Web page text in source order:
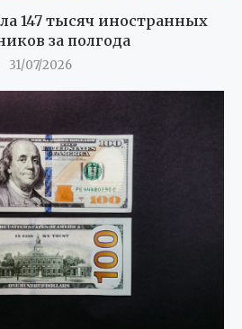
147 тысяч иностранных
за полгода
31/07/2026